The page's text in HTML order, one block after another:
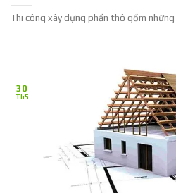
Thi công xây dựng phần thô gồm
30
Th5